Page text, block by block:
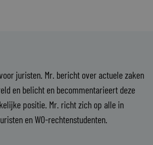
juristen. Mr. bericht over actuele zaken
en belicht en becommentarieert deze
positie. Mr. richt zich op alle in
en WO-rechtenstudenten.